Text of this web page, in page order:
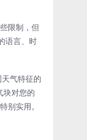
限制，但
语言、时
气特征的
块对您的
别实用。